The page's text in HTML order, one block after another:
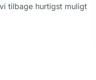
tilbage hurtigst muligt